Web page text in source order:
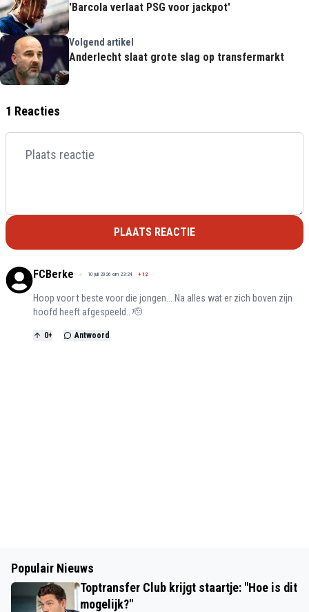
'Barcola verlaat PSG voor jackpot'
Volgend artikel
Anderlecht slaat grote slag op transfermarkt
1 Reacties
PLAATS REACTIE
FCBerke 10 juli 2026 om 23:24 + 12
Hoop voor t beste voor die jongen... Na alles wat er zich boven zijn
hoofd heeft afgespeeld.. 🫡
0+ Antwoord
Populair Nieuws
Toptransfer Club krijgt staartje: "Hoe is dit
mogelijk?"